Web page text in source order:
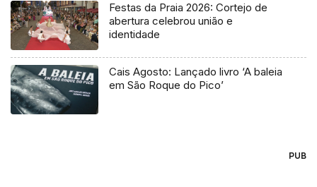
Festas da Praia 2026: Cortejo de
abertura celebrou união e
identidade
Cais Agosto: Lançado livro ‘A baleia
em São Roque do Pico’
PUB